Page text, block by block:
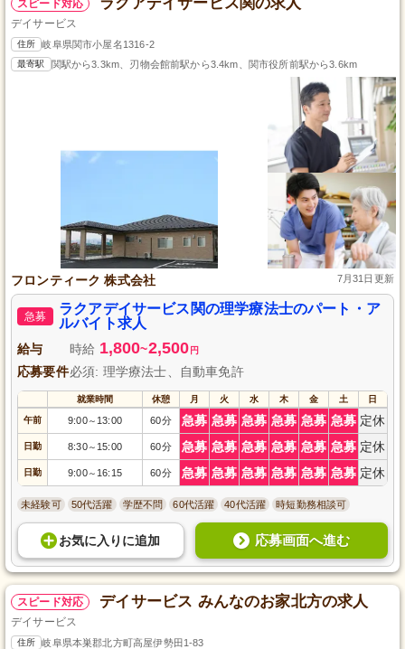
スピード対応
デイサービス
住所 岐阜県関市小屋名1316-2
最寄駅 関駅から3.3km、刃物会館前駅から3.4km、関市役所前駅から3.6km
フロンティーク 株式会社 7月31日更新
急募
ラクアデイサービス関の理学療法士のパート・ア
ルバイト求人
給与 時給 1,800~2,500 円
応募要件必須: 理学療法士、自動車免許
就業時間 休憩 月 火 水 木 金 土 日
午前 9:00～ 13:00 60分 急募 急募 急募 急募 急募 急募 定休
日勤 8:30～ 15:00 60分 急募 急募 急募 急募 急募 急募 定休
日勤 9:00～ 16:15 60分 急募 急募 急募 急募 急募 急募 定休
未経験可 50代活躍 学歴不問 60代活躍 40代活躍 時短勤務相談可
お気に入り に追加 応募画面へ進む
スピード対応 デイサービス みんなのお家北方の求人
デイサービス
住所 岐阜県本巣郡北方町高屋伊勢田1-83